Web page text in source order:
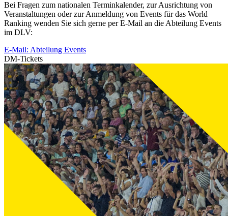
Bei Fragen zum nationalen Terminkalender, zur Ausrichtung von
Veranstaltungen oder zur Anmeldung von Events für das World
Ranking wenden Sie sich gerne per E-Mail an die Abteilung Events
im DLV:
E-Mail: Abteilung Events
DM-Tickets